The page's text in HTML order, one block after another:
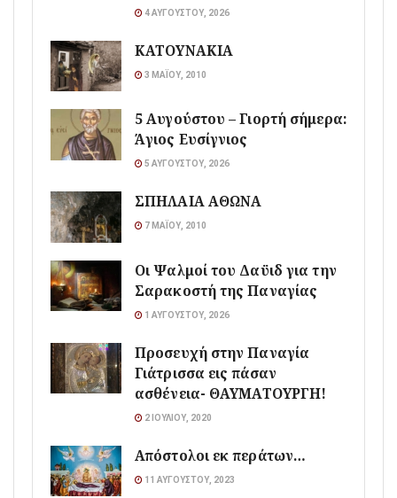
4 ΑΥΓΟΎΣΤΟΥ, 2026
ΚΑΤΟΥΝΑΚΙΑ
3 ΜΑΪ́ΟΥ, 2010
5 Αυγούστου – Γιορτή σήμερα:
Άγιος Ευσίγνιος
5 ΑΥΓΟΎΣΤΟΥ, 2026
ΣΠΗΛΑΙΑ ΑΘΩΝΑ
7 ΜΑΪ́ΟΥ, 2010
Οι Ψαλμοί του Δαϋιδ για την
Σαρακοστή της Παναγίας
1 ΑΥΓΟΎΣΤΟΥ, 2026
Προσευχή στην Παναγία
Γιάτρισσα εις πάσαν
ασθένεια- ΘΑΥΜΑΤΟΥΡΓΗ!
2 ΙΟΥΛΊΟΥ, 2020
Απόστολοι εκ περάτων…
11 ΑΥΓΟΎΣΤΟΥ, 2023